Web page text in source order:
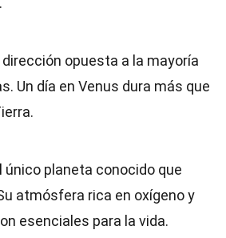
opuesta a la mayoría
Un día en Venus dura más que
único planeta conocido que
atmósfera rica en oxígeno y
esenciales para la vida.